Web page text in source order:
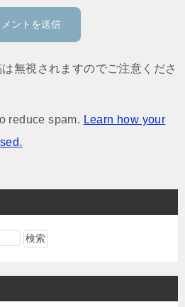
無視されますのでご注意くださ
reduce spam. Learn how your